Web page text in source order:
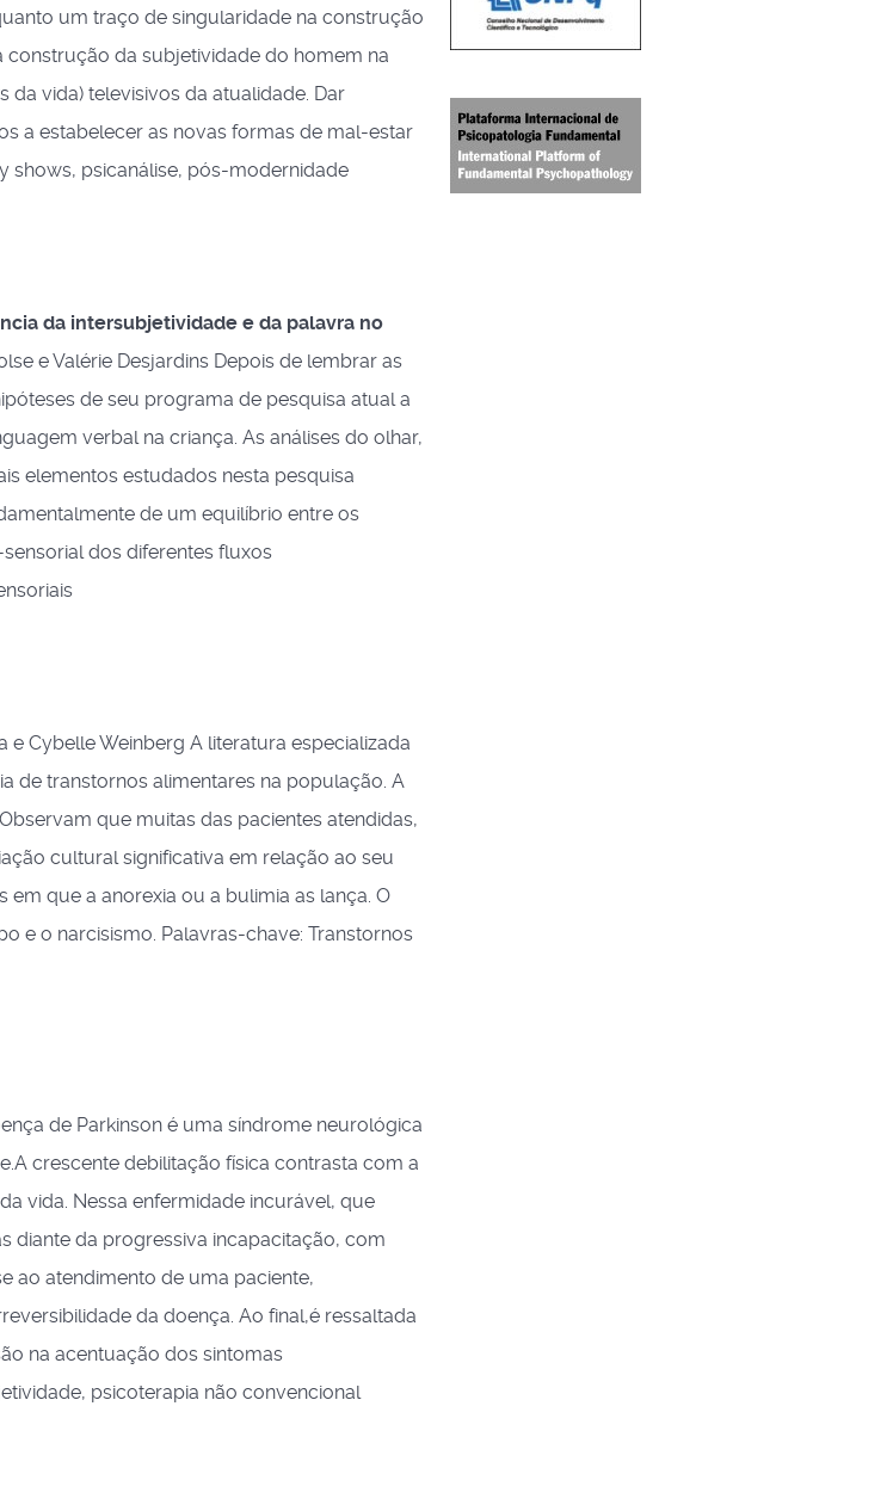
um traço de singularidade na construção
da subjetividade do homem na
vida) televisivos da atualidade. Dar
a estabelecer as novas formas de mal-estar
shows, psicanálise, pós-modernidade
da intersubjetividade e da palavra no
e Valérie Desjardins Depois de lembrar as
de seu programa de pesquisa atual a
verbal na criança. As análises do olhar,
elementos estudados nesta pesquisa
de um equilíbrio entre os
dos diferentes fluxos
e Cybelle Weinberg A literatura especializada
de transtornos alimentares na população. A
que muitas das pacientes atendidas,
cultural significativa em relação ao seu
que a anorexia ou a bulimia as lança. O
e o narcisismo. Palavras-chave: Transtornos
de Parkinson é uma síndrome neurológica
crescente debilitação física contrasta com a
vida. Nessa enfermidade incurável, que
diante da progressiva incapacitação, com
ao atendimento de uma paciente,
da doença. Ao final,é ressaltada
na acentuação dos sintomas
psicoterapia não convencional